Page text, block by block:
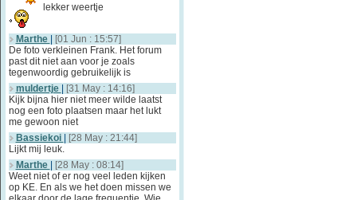
lekker weertje
Marthe
[01 Jun : 15:57]
De foto verkleinen Frank. Het forum
past dit niet aan voor je zoals
tegenwoordig gebruikelijk is
muldertje
[31 May : 14:16]
Kijk bijna hier niet meer wilde laatst
nog een foto plaatsen maar het lukt
me gewoon niet
Bassiekoi
[28 May : 21:44]
Lijkt mij leuk.
Marthe
[28 May : 08:14]
Weet niet of er nog veel leden kijken
op KE. En als we het doen missen we